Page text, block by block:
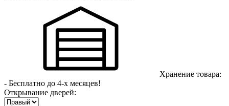
Хранение товара:
- Бесплатно до 4-х месяцев!
Открывание дверей: